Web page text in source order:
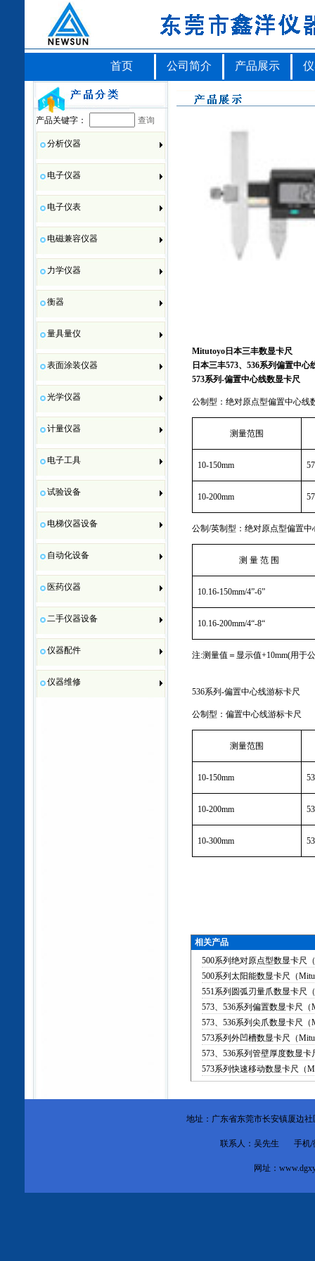
首页 公司简介 产品展示
产品关键字： 查询
分析仪器
电子仪器
电子仪表
电磁兼容仪器
力学仪器
衡器
量具量仪
表面涂装仪器
光学仪器
计量仪器
电子工具
试验设备
电梯仪器设备
自动化设备
医药仪器
二手仪器设备
仪器配件
仪器维修
Mitutoyo 日本三丰数显卡尺
日本三丰573、 536系列偏置中心
573系列-偏置中心线数显卡尺
公制型：绝对原点型偏置中心线
测量范围
10-150mm
10-200mm
公制 /英制型：绝对原点型偏置中
测 量 范 围
10.16-150mm/4”-6”
10.16-200mm/4“-8“
注:测量值＝显示值+10mm(用于
536系列 -偏置中心线游标卡尺
公制型：偏置中心线游标卡尺
测量范围
10-150mm
10-200mm
10-300mm
相关产品
500系列绝对原点型数显卡尺
500系列太阳能数显卡尺（
551系列圆弧刃量爪数显卡尺
573、536系列偏置数显卡尺（
573、536系列尖爪数显卡尺（
573系列外凹槽数显卡尺（
573、536系列管壁厚度数显卡
573系列快速移动数显卡尺（
地址：广东省东莞市长安镇厦边
联系人：吴先生 手机/
网址：